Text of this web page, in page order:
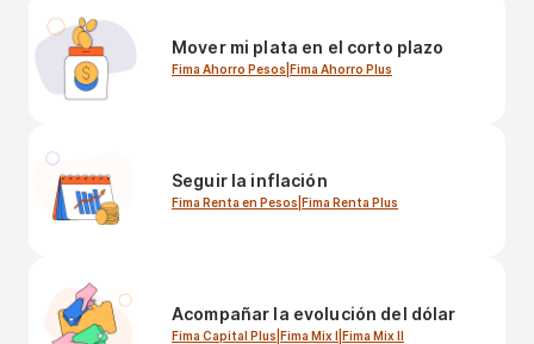
Mover mi plata en el corto plazo
Fima Ahorro Pesos Fima Ahorro Plus
Seguir la inflación
Fima Renta en Pesos Fima Renta Plus
Acompañar la evolución del dólar
Fima Capital Plus Fima Mix I Fima Mix II